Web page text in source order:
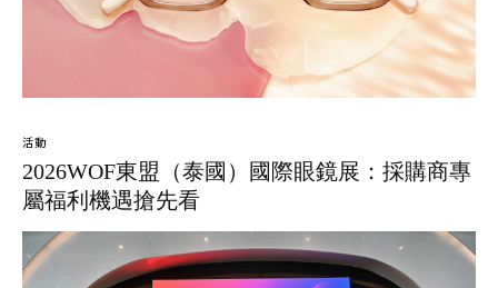
活動
2026WOF東盟（泰國）國際眼鏡展：採購商專
屬福利機遇搶先看